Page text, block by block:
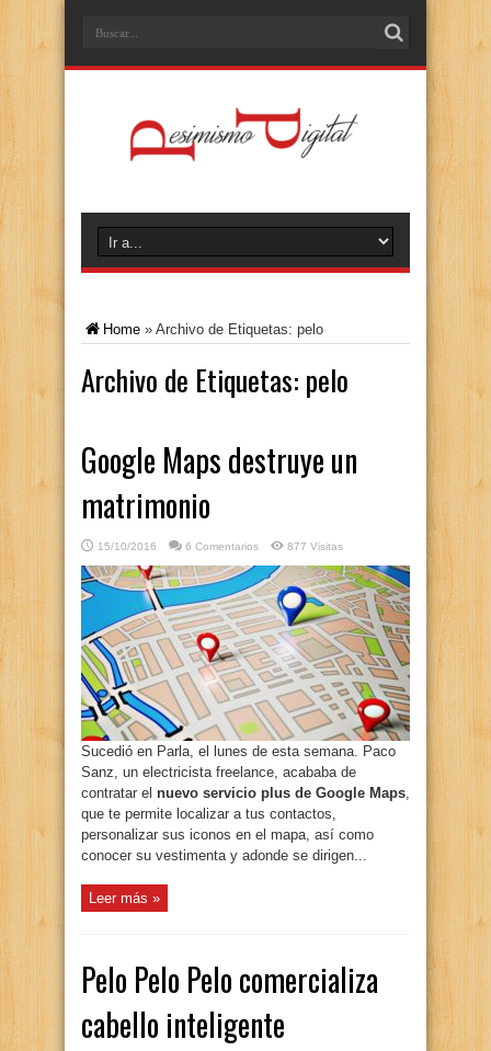
Home » Archivo de Etiquetas: pelo
Archivo de Etiquetas: pelo
Google Maps destruye un
matrimonio
15/10/2016 6 Comentarios 877 Visitas
Sucedió en Parla, el lunes de esta semana. Paco
Sanz, un electricista freelance, acababa de
contratar el nuevo servicio plus de Google Maps,
que te permite localizar a tus contactos,
personalizar sus iconos en el mapa, así como
conocer su vestimenta y adonde se dirigen...
Leer más »
Pelo Pelo Pelo comercializa
cabello inteligente